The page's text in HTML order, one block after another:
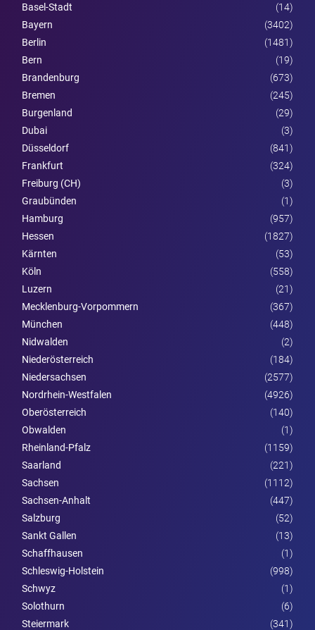
Basel-Stadt
(14)
Bayern
(3402)
Berlin
(1481)
Bern
(19)
Brandenburg
(673)
Bremen
(245)
Burgen­land
(29)
Dubai
(3)
Düsseldorf
(841)
Frankfurt
(324)
Freiburg (CH)
(3)
Graubünden
(1)
Hamburg
(957)
Hessen
(1827)
Kärnten
(53)
Köln
(558)
Luzern
(21)
Mecklenburg-Vorpommern
(367)
München
(448)
Nidwalden
(2)
Nieder­österreich
(184)
Niedersachsen
(2577)
Nordrhein-Westfalen
(4926)
Ober­österreich
(140)
Obwalden
(1)
Rheinland-Pfalz
(1159)
Saarland
(221)
Sachsen
(1112)
Sachsen-Anhalt
(447)
Salzburg
(52)
Sankt Gallen
(13)
Schaffhausen
(1)
Schleswig-Holstein
(998)
Schwyz
(1)
Solothurn
(6)
Steier­mark
(341)